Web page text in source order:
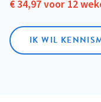
€ 34,97 voor 12
IK WIL